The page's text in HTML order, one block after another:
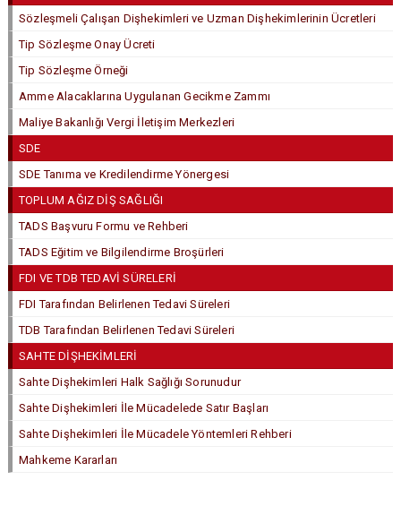
Sözleşmeli Çalışan Dişhekimleri ve Uzman Dişhekimlerinin Ücretleri
Tip Sözleşme Onay Ücreti
Tip Sözleşme Örneği
Amme Alacaklarına Uygulanan Gecikme Zammı
Maliye Bakanlığı Vergi İletişim Merkezleri
SDE
SDE Tanıma ve Kredilendirme Yönergesi
TOPLUM AĞIZ DİŞ SAĞLIĞI
TADS Başvuru Formu ve Rehberi
TADS Eğitim ve Bilgilendirme Broşürleri
FDI VE TDB TEDAVİ SÜRELERİ
FDI Tarafından Belirlenen Tedavi Süreleri
TDB Tarafından Belirlenen Tedavi Süreleri
SAHTE DİŞHEKİMLERİ
Sahte Dişhekimleri Halk Sağlığı Sorunudur
Sahte Dişhekimleri İle Mücadelede Satır Başları
Sahte Dişhekimleri İle Mücadele Yöntemleri Rehberi
Mahkeme Kararları